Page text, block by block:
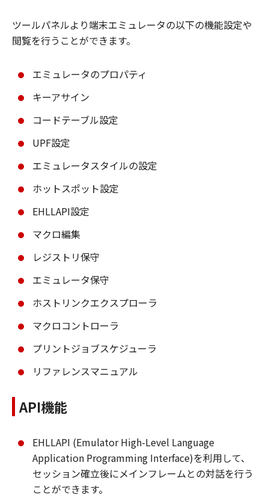
ツールパネルより端末エミュレータの以下の機能設定や
閲覧を行うことができます。
エミュレータのプロパティ
キーアサイン
コードテーブル設定
UPF設定
エミュレータスタイルの設定
ホットスポット設定
EHLLAPI設定
マクロ編集
レジストリ保守
エミュレータ保守
ホストリンクエクスプローラ
マクロコントローラ
プリントジョブスケジューラ
リファレンスマニュアル
API機能
EHLLAPI (Emulator High-Level Language
Application Programming Interface)を利用して、
セッション確立後にメインフレームとの対話を行う
ことができます。